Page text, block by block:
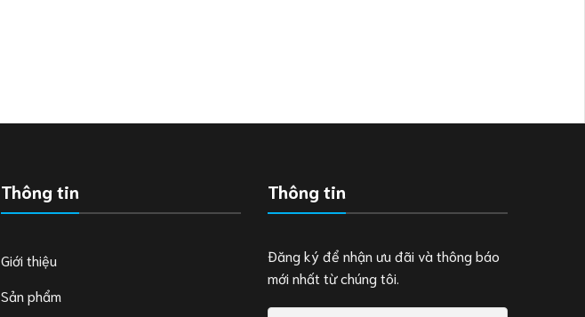
Thông tin
Giới thiệu
Sản phẩm
Thông tin
Đăng ký để nhận ưu đãi và thông báo
mới nhất từ chúng tôi.